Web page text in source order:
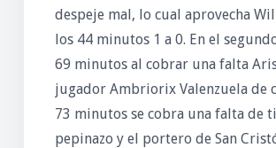
despeje mal, lo cual aprovecha
los 44 minutos 1 a 0. En el
69 minutos al cobrar una falta
jugador Ambriorix Valenzuela de
73 minutos se cobra una falta de
pepinazo y el portero de San